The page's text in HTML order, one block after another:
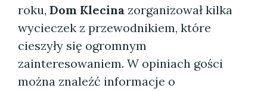
roku, Dom Klecina zorganizował kilka
wycieczek z przewodnikiem, które
cieszyły się ogromnym
zainteresowaniem. W opiniach gości
można znaleźć informacje o